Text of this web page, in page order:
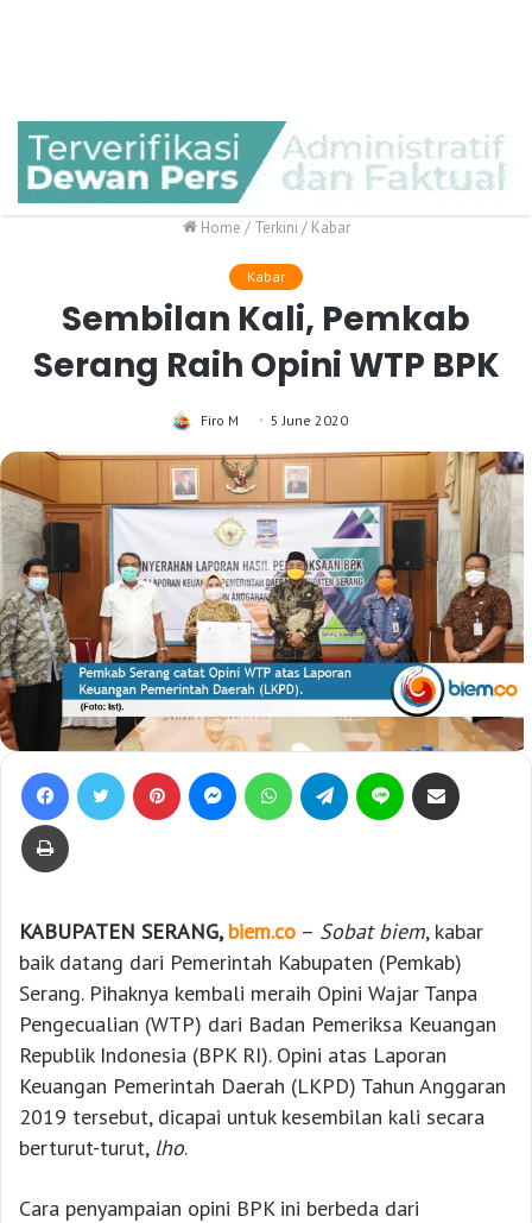
Home / Terkini / Kabar
Kabar
Sembilan Kali, Pemkab
Serang Raih Opini WTP BPK
Firo M 5 June 2020
KABUPATEN SERANG, biem.co – Sobat biem, kabar
baik datang dari Pemerintah Kabupaten (Pemkab)
Serang. Pihaknya kembali meraih Opini Wajar Tanpa
Pengecualian (WTP) dari Badan Pemeriksa Keuangan
Republik Indonesia (BPK RI). Opini atas Laporan
Keuangan Pemerintah Daerah (LKPD) Tahun Anggaran
2019 tersebut, dicapai untuk kesembilan kali secara
berturut-turut, lho.
Cara penyampaian opini BPK ini berbeda dari